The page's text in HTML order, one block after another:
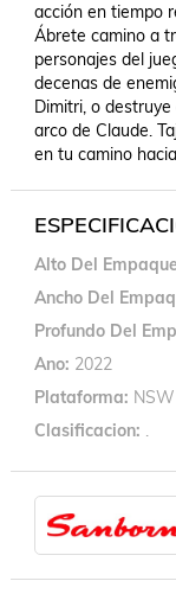
acción en tiempo
Ábrete camino a
personajes del
decenas de
Dimitri, o
arco de Claude.
en tu camino
Alto Del Empaque
Ancho Del
Profundo Del
Ano 2022
Plataforma NSW
Clasificacion .